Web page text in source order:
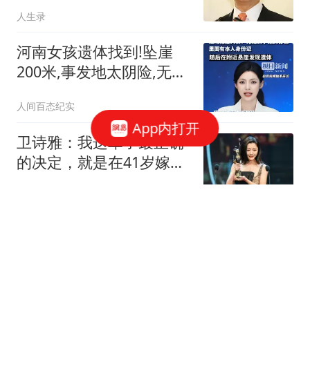
中国跑？
人生录
河南女孩遗体找到!坠崖
200米,事发地太阴险,无人
人间百态纪实
卫诗雅：我这辈子最正确
的决定，就是在41岁嫁人
App内打开